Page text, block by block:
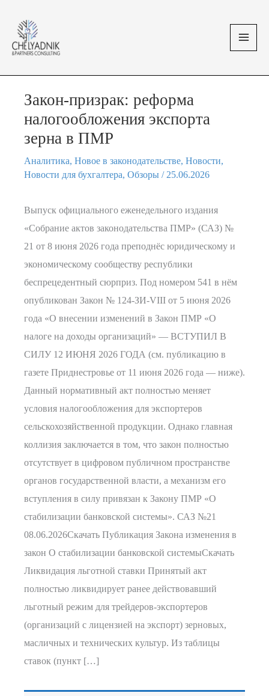
содержимому
Закон-призрак: реформа
налогообложения экспорта
зерна в ПМР
Аналитика, Новое в законодательстве, Новости,
Новости для бухгалтера, Обзоры /25.06.2026
Выпуск официального еженедельного издания
«Собрание актов законодательства ПМР» (САЗ) №
21 от 8 июня 2026 года преподнёс юридическому и
экономическому сообществу республики
беспрецедентный сюрприз. Под номером 541 в нём
опубликован Закон № 124-ЗИ-VIII от 5 июня 2026
года «О внесении изменений в Закон ПМР «О
налоге на доходы организаций» — ВСТУПИЛ В
СИЛУ 12 ИЮНЯ 2026 ГОДА (см. публикацию в
газете Приднестровье от 11 июня 2026 года — ниже).
Данный нормативный акт полностью меняет
условия налогообложения для экспортеров
сельскохозяйственной продукции. Однако главная
коллизия заключается в том, что закон полностью
отсутствует в цифровом публичном пространстве
органов государственной власти, а механизм его
вступления в силу привязан к Закону ПМР «О
стабилизации банковской системы». САЗ №21
08.06.2026Скачать Публикация Закона изменения в
закон О стабилизации банковской системыСкачать
Ликвидация льготной ставки Принятый акт
полностью ликвидирует ранее действовавший
льготный режим для трейдеров-экспортеров
(организаций с лицензией на экспорт) зерновых,
масличных и технических культур. Из таблицы
ставок (пункт […]